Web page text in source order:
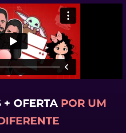
OFERTA POR UM